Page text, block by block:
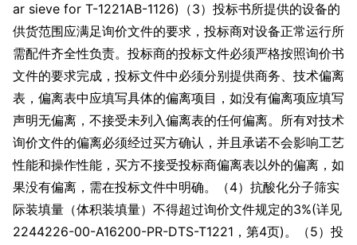
ar sieve for T-1221AB-1126)（3）投标书所提供的设备的
供货范围应满足询价文件的要求，投标商对设备正常运行所
需配件齐全性负责。投标商的投标文件必须严格按照询价书
文件的要求完成，投标文件中必须分别提供商务、技术偏离
表，偏离表中应填写具体的偏离项目，如没有偏离项应填写
声明无偏离，不接受未列入偏离表的任何偏离。所有对技术
询价文件的偏离必须经过买方确认，并且承诺不会影响工艺
性能和操作性能，买方不接受投标商偏离表以外的偏离，如
果没有偏离，需在投标文件中明确。（4）抗酸化分子筛实
际装填量（体积装填量）不得超过询价文件规定的3%(详见
2244226-00-A16200-PR-DTS-T1221，第4页)。（5）投